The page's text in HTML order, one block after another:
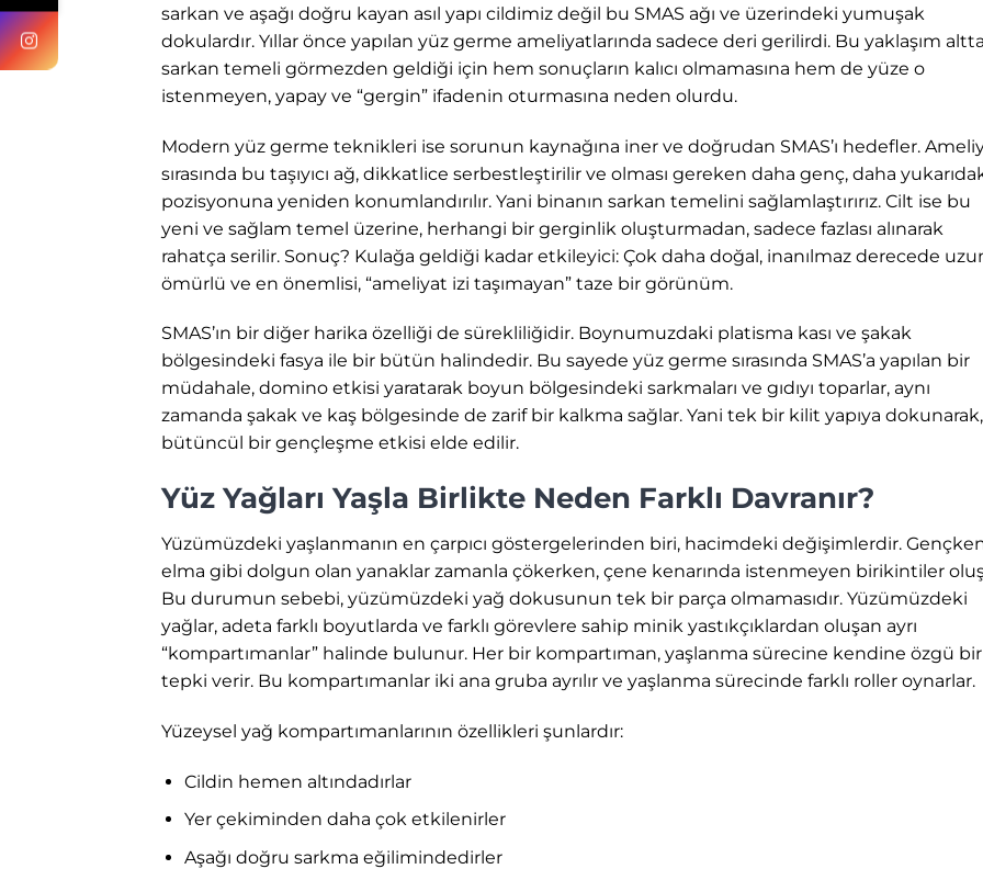
sarkan ve aşağı doğru kayan asıl yapı cildimiz değil bu SMAS ağı ve üzerindeki yumuşak
dokulardır. Yıllar önce yapılan yüz germe ameliyatlarında sadece deri gerilirdi. Bu yaklaşım
sarkan temeli görmezden geldiği için hem sonuçların kalıcı olmamasına hem de yüze o
istenmeyen, yapay ve “gergin” ifadenin oturmasına neden olurdu.
Modern yüz germe teknikleri ise sorunun kaynağına iner ve doğrudan SMAS’ı hedefler.
sırasında bu taşıyıcı ağ, dikkatlice serbestleştirilir ve olması gereken daha genç, daha
pozisyonuna yeniden konumlandırılır. Yani binanın sarkan temelini sağlamlaştırırız. Cilt ise bu
yeni ve sağlam temel üzerine, herhangi bir gerginlik oluşturmadan, sadece fazlası alınarak
rahatça serilir. Sonuç? Kulağa geldiği kadar etkileyici: Çok daha doğal, inanılmaz derecede
ömürlü ve en önemlisi, “ameliyat izi taşımayan” taze bir görünüm.
SMAS’ın bir diğer harika özelliği de sürekliliğidir. Boynumuzdaki platisma kası ve şakak
bölgesindeki fasya ile bir bütün halindedir. Bu sayede yüz germe sırasında SMAS’a yapılan bir
müdahale, domino etkisi yaratarak boyun bölgesindeki sarkmaları ve gıdıyı toparlar, aynı
zamanda şakak ve kaş bölgesinde de zarif bir kalkma sağlar. Yani tek bir kilit yapıya dokunarak,
bütüncül bir gençleşme etkisi elde edilir.
Yüz Yağları Yaşla Birlikte Neden Farklı Davranır?
Yüzümüzdeki yaşlanmanın en çarpıcı göstergelerinden biri, hacimdeki değişimlerdir.
elma gibi dolgun olan yanaklar zamanla çökerken, çene kenarında istenmeyen birikintiler
Bu durumun sebebi, yüzümüzdeki yağ dokusunun tek bir parça olmamasıdır. Yüzümüzdeki
yağlar, adeta farklı boyutlarda ve farklı görevlere sahip minik yastıkçıklardan oluşan ayrı
“kompartımanlar” halinde bulunur. Her bir kompartıman, yaşlanma sürecine kendine özgü bir
tepki verir. Bu kompartımanlar iki ana gruba ayrılır ve yaşlanma sürecinde farklı roller oynarlar.
Yüzeysel yağ kompartımanlarının özellikleri şunlardır:
Cildin hemen altındadırlar
Yer çekiminden daha çok etkilenirler
Aşağı doğru sarkma eğilimindedirler